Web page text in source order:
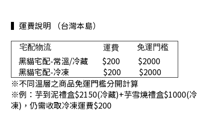
▍運費說明 （台灣本島）
宅配物流 運費 免運門檻
黑貓宅配-常溫/冷藏 $200
$2000
黑貓宅配-冷凍
$200
$2000
※不同溫層之商品免運門檻分開計算
※例：芋到泥禮盒$2150(冷藏)+芋雪燒禮盒$1000(冷
凍)，仍需收取冷凍運費$200